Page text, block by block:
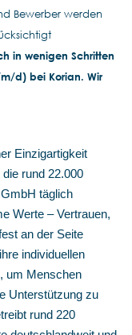
Bewerber werden
in wenigen Schritten
d) bei Korian. Wir
Einzigartigkeit
rund 22.000
täglich
Werte – Vertrauen,
an der Seite
individuellen
um Menschen
Unterstützung zu
rund 220